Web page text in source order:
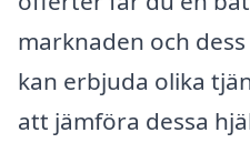
marknaden och
kan erbjuda olika
att jämföra dessa